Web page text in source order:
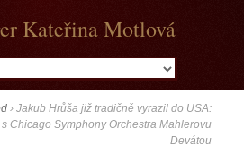
Kateřina Motlová
›Jakub Hrůša již tradičně vyrazil do USA:
Chicago Symphony Orchestra Mahlerovu
Devátou